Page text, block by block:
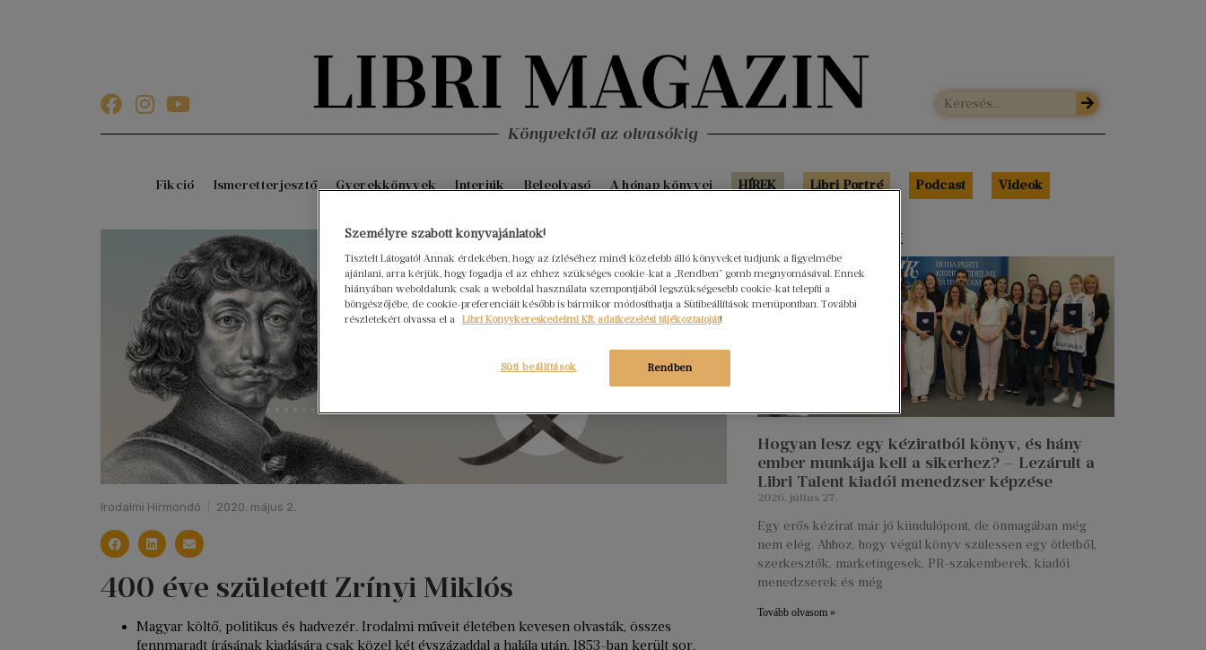
Könyvektől az olvasókig
Fikció Ismeretterjesztő Gyerekkönyvek Interjúk Beleolvasó A hónap könyvei HÍREK Libri Portré Podcast Videók
Irodalmi Hírmondó 2020. május 2.
400 éve született Zrínyi Miklós
Magyar költő, politikus és hadvezér. Irodalmi műveit életében kevesen olvasták, összes
fennmaradt írásának kiadására csak közel két évszázaddal a halála után, 1853-ban került sor.
Friss cikkeink
Hogyan lesz egy kéziratból könyv, és hány
ember munkája kell a sikerhez? – Lezárult a
Libri Talent kiadói menedzser képzése
2026. július 27.
Egy erős kézirat már jó kiindulópont, de önmagában még
nem elég. Ahhoz, hogy végül könyv szülessen egy ötletből,
szerkesztők, marketingesek, PR-szakemberek, kiadói
menedzserek és még
Tovább olvasom »
Személyre szabott könyvajánlatok!
Tisztelt Látogató! Annak érdekében, hogy az ízléséhez minél közelebb álló könyveket tudjunk a figyelmébe
ajánlani, arra kérjük, hogy fogadja el az ehhez szükséges cookie-kat a „Rendben” gomb megnyomásával. Ennek
hiányában weboldalunk csak a weboldal használata szempontjából legszükségesebb cookie-kat telepíti a
böngészőjébe, de cookie-preferenciáit később is bármikor módosíthatja a Sütibeállítások menüpontban. További
részletekért olvassa el a Libri Könyvkereskedelmi Kft. adatkezelési tájékoztatóját!
Rendben
Süti beállítások